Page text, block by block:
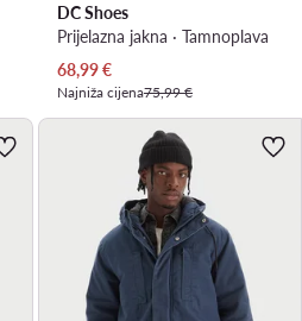
DC Shoes
Prijelazna jakna · Tamnoplava
Trenutna cijena
68,99€
Najniža cijena75,99 €